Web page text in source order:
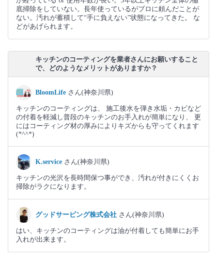
底掃除をしていない。長年使っているがプロに頼んだことが
ない。汚れが蓄積して“手に負えない”状態になってきた。 な
どがあげられます。
キッチンのコーティングを業者さんにお願いすること
で、どのようなメリットがありますか？
BloomLife さん(神奈川県)
キッチンのコーティングは、 施工後水を弾き水垢・カビなど
の付着を軽減し普段のキッチンのお手入れが簡単になり、 更
にはコーティング材の厚みによりキズからも守ってくれます
(*^^*)
K.service さん(神奈川県)
キッチンの光沢を長時間保つ事ができ、汚れが付きにくくお
掃除がラクになります。
グッドサービング株式会社 さん(神奈川県)
はい、キッチンのコーティングは油が付着しても簡単にお手
入れが出来ます。